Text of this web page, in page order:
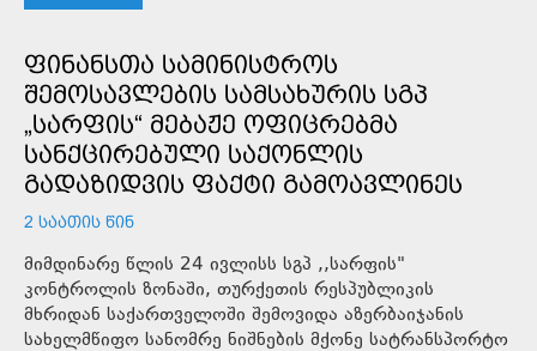
ᲤᲘᲜᲐᲜᲡᲗᲐ ᲡᲐᲛᲘᲜᲘᲡᲢᲠᲝᲡ
ᲨᲔᲛᲝᲡᲐᲕᲚᲔᲑᲘᲡ ᲡᲐᲛᲡᲐᲮᲣᲠᲘᲡ ᲡᲒᲞ
„ᲡᲐᲠᲤᲘᲡ“ ᲛᲔᲑᲐᲟᲔ ᲝᲤᲘᲪᲠᲔᲑᲛᲐ
ᲡᲐᲜᲥᲪᲘᲠᲔᲑᲣᲚᲘ ᲡᲐᲥᲝᲜᲚᲘᲡ
ᲒᲐᲓᲐᲖᲘᲓᲕᲘᲡ ᲤᲐᲥᲢᲘ ᲒᲐᲛᲝᲐᲕᲚᲘᲜᲔᲡ
2 ᲡᲐᲐᲗᲘᲡ ᲬᲘᲜ
მიმდინარე წლის 24 ივლისს სგპ ,,სარფის"
კონტროლის ზონაში, თურქეთის რესპუბლიკის
მხრიდან საქართველოში შემოვიდა აზერბაიჯანის
სახელმწიფო სანომრე ნიშნების მქონე სატრანსპორტო